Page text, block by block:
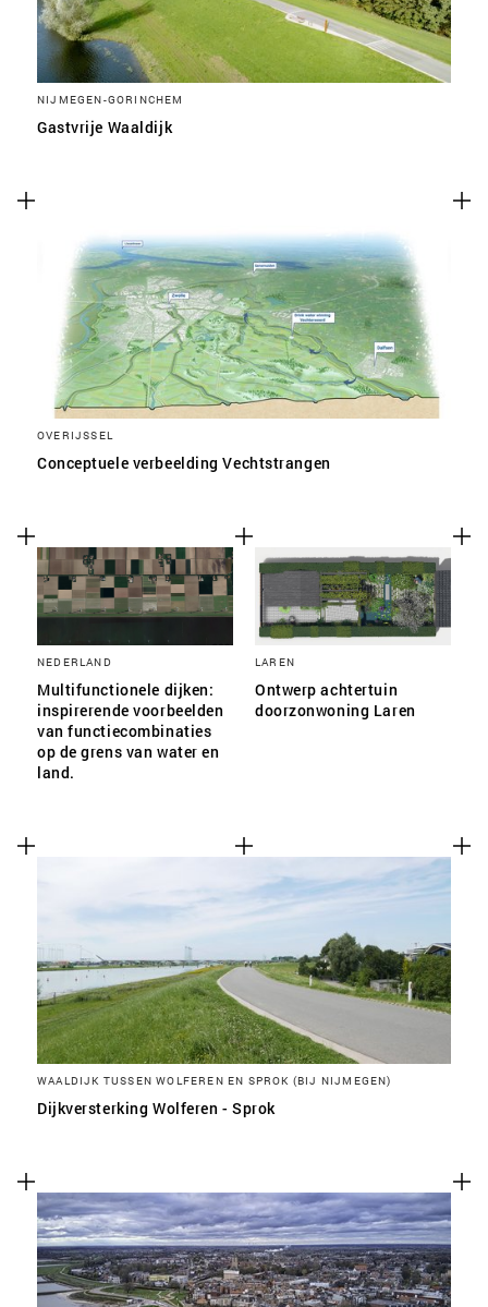
NIJMEGEN-GORINCHEM
Gastvrije Waaldijk
OVERIJSSEL
Conceptuele verbeelding Vechtstrangen
NEDERLAND
Multifunctionele dijken:
inspirerende voorbeelden
van functiecombinaties
op de grens van water en
land.
LAREN
Ontwerp achtertuin
doorzonwoning Laren
WAALDIJK TUSSEN WOLFEREN EN SPROK (BIJ NIJMEGEN)
Dijkversterking Wolferen - Sprok